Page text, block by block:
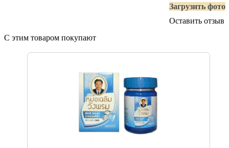
Загрузить фото
Оставить отзыв
С этим товаром покупают